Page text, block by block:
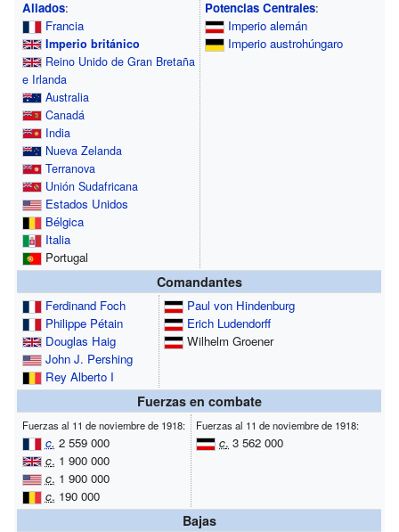
Aliados:
Francia
Imperio británico
Reino Unido de Gran Bretaña
e Irlanda
Australia
Canadá
India
Nueva Zelanda
Terranova
Unión Sudafricana
Estados Unidos
Bélgica
Italia
Portugal
Potencias Centrales:
Imperio alemán
Imperio austrohúngaro
Comandantes
Ferdinand Foch
Philippe Pétain
Douglas Haig
John J. Pershing
Rey Alberto I
Paul von Hindenburg
Erich Ludendorff
Wilhelm Groener
Fuerzas en combate
Fuerzas al 11 de noviembre de 1918:
c. 2 559 000
c. 1 900 000
c. 1 900 000
c. 190 000
Fuerzas al 11 de noviembre de 1918:
c. 3 562 000
Bajas